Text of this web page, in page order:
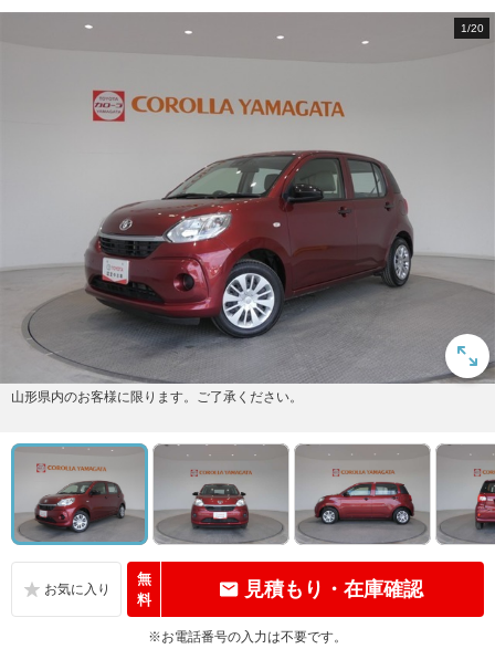
1/20
山形県内のお客様に限ります。ご了承ください。
無
料
見積もり・在庫確認
※お電話番号の入力は不要です。